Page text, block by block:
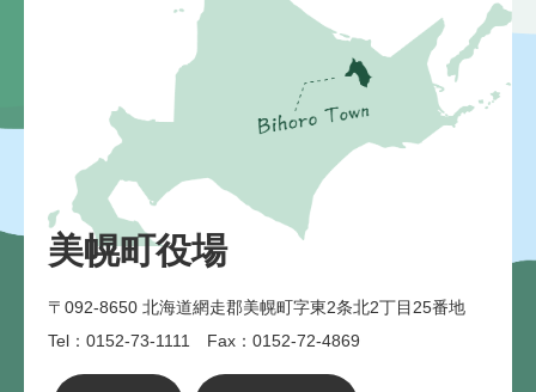
美幌町役場
〒092-8650 北海道網走郡美幌町字東2条北2丁目25番地
Tel：0152-73-1111 Fax：0152-72-4869